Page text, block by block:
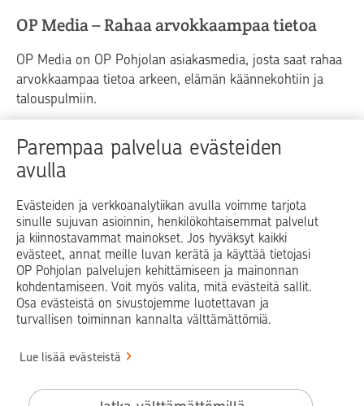
Parempaa palvelua evästeiden
avulla
Evästeiden ja verkkoanalytiikan avulla voimme tarjota
sinulle sujuvan asioinnin, henkilökohtaisemmat palvelut
ja kiinnostavammat mainokset. Jos hyväksyt kaikki
evästeet, annat meille luvan kerätä ja käyttää tietojasi
OP Pohjolan palvelujen kehittämiseen ja mainonnan
kohdentamiseen. Voit myös valita, mitä evästeitä sallit.
Osa evästeistä on sivustojemme luotettavan ja
turvallisen toiminnan kannalta välttämättömiä.
Lue lisää evästeistä
OP Media – Rahaa arvokkaampaa tietoa
OP Media on OP Pohjolan asiakasmedia, josta saat rahaa
arvokkaampaa tietoa arkeen, elämän käännekohtiin ja
talouspulmiin.
Raha Elämä
Yrityselämä
Blogit ja puheenvuorot
Op.fi OP Koti Pohjola Vahinkoapu
Facebook
X LinkedInInstagram
Käyttöehdot